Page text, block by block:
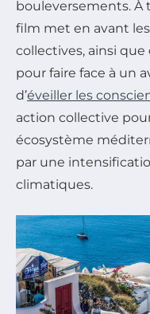
bouleversements. À
film met en avant
collectives, ainsi que
pour faire face à un
d’éveiller les
action collective
écosystème
par une
climatiques.